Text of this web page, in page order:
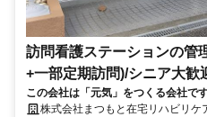
訪問看護ステーションの管
+一部定期訪問)/シニア大歓
この会社は「元気」をつくる会社で
株式会社まつもと在宅リハビリケ